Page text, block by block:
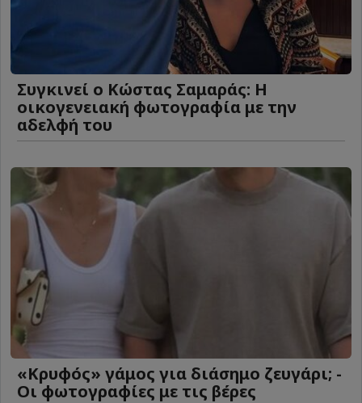
Συγκινεί ο Κώστας Σαμαράς: Η
οικογενειακή φωτογραφία με την
αδελφή του
«Κρυφός» γάμος για διάσημο ζευγάρι; -
Οι φωτογραφίες με τις βέρες